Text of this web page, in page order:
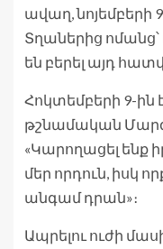
ավաղ, նոյեմբերի
Տղաներից ոմանց՝
են բերել այդ
Հոկտեմբերի 9-ին
թշնամական
«Կարողացել ենք
մեր որդուն, իսկ
անգամ դրան»։
Ապրելու ուժի